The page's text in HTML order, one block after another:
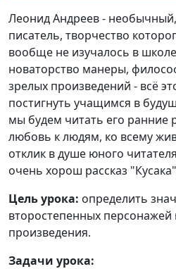
Леонид Андреев -
писатель, творчество
вообще не изучалось в
новаторство манеры,
зрелых произведений - всё
постигнуть учащимся в
мы будем читать его ранние
любовь к людям, ко всему
отклик в душе юного
очень хорош рассказ
Цель урока: определить
второстепенных персонажей
произведения.
Задачи урока: